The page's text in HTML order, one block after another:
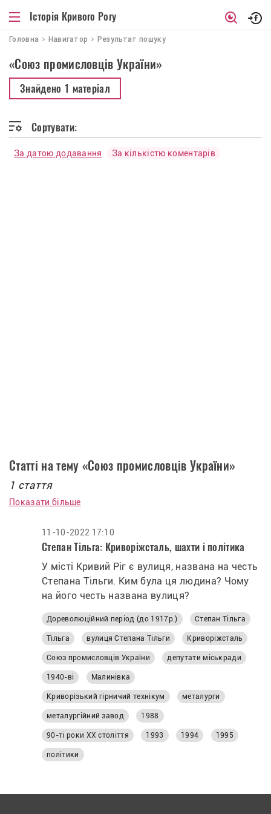
Історія Кривого Рогу
Головна Навигатор Результат пошуку
«Союз промисловців України»
Знайдено 1 матеріал
Сортувати:
За датою додавання За кількістю коментарів
Статті на тему «Союз промисловців України»
1 стаття
Показати більше
11-10-2022 17:10
Степан Тільга: Криворіжсталь, шахти і політика
У місті Кривий Ріг є вулиця, названа на честь
Степана Тільги. Ким була ця людина? Чому
на його честь названа вулиця?
Дореволюційний період (до 1917р.) Степан Тільга
Тільга вулиця Степана Тільги Криворіжсталь
Союз промисловців України депутати міськради
1940-ві Малинівка
Криворізький гірничий технікум металурги
металургійний завод 1988
90-ті роки XX століття 1993 1994 1995
політики